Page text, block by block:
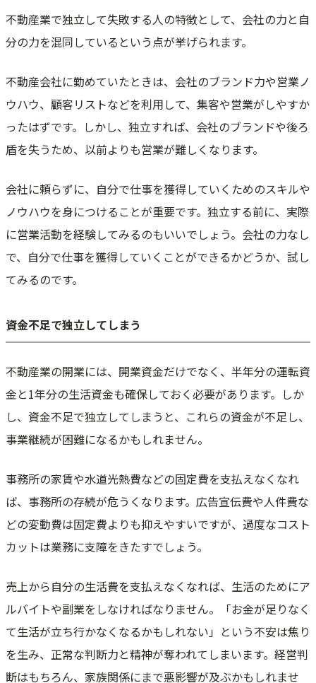
不動産業で独立して失敗する人の特徴として、会社の力と自
分の力を混同しているという点が挙げられます。
不動産会社に勤めていたときは、会社のブランド力や営業ノ
ウハウ、顧客リストなどを利用して、集客や営業がしやすか
ったはずです。しかし、独立すれば、会社のブランドや後ろ
盾を失うため、以前よりも営業が難しくなります。
会社に頼らずに、自分で仕事を獲得していくためのスキルや
ノウハウを身につけることが重要です。独立する前に、実際
に営業活動を経験してみるのもいいでしょう。会社の力なし
で、自分で仕事を獲得していくことができるかどうか、試し
てみるのです。
資金不足で独立してしまう
不動産業の開業には、開業資金だけでなく、半年分の運転資
金と1年分の生活資金も確保しておく必要があります。しか
し、資金不足で独立してしまうと、これらの資金が不足し、
事業継続が困難になるかもしれません。
事務所の家賃や水道光熱費などの固定費を支払えなくなれ
ば、事務所の存続が危うくなります。広告宣伝費や人件費な
どの変動費は固定費よりも抑えやすいですが、過度なコスト
カットは業務に支障をきたすでしょう。
売上から自分の生活費を支払えなくなれば、生活のためにア
ルバイトや副業をしなければなりません。「お金が足りなく
て生活が立ち行かなくなるかもしれない」という不安は焦り
を生み、正常な判断力と精神が奪われてしまいます。経営判
断はもちろん、家族関係にまで悪影響が及ぶかもしれませ